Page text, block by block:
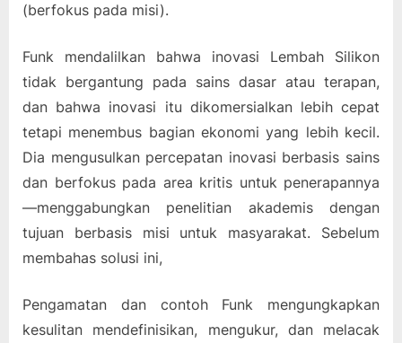
(berfokus pada misi).
Funk mendalilkan bahwa inovasi Lembah Silikon
tidak bergantung pada sains dasar atau terapan,
dan bahwa inovasi itu dikomersialkan lebih cepat
tetapi menembus bagian ekonomi yang lebih kecil.
Dia mengusulkan percepatan inovasi berbasis sains
dan berfokus pada area kritis untuk penerapannya
—menggabungkan penelitian akademis dengan
tujuan berbasis misi untuk masyarakat. Sebelum
membahas solusi ini,
Pengamatan dan contoh Funk mengungkapkan
kesulitan mendefinisikan, mengukur, dan melacak